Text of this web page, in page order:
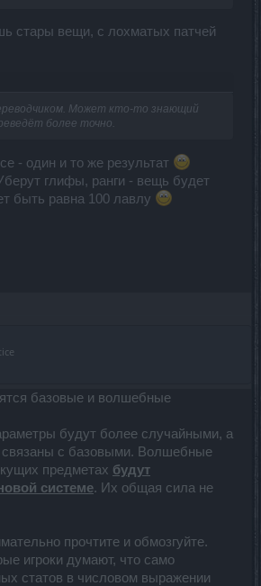
стары вещи, с лохматых патчей
Может кто-то знающий
более точно.
- один и то же результат
глифы, ранги - вещь будет
быть равна 100 лавлу
базовые и волшебные
будут более случайными, а
с базовыми. Волшебные
предметах будут
системе. Их общая сила не
прочтите и обмозгуйте.
игроки думают, что само
статов в числовом выражении